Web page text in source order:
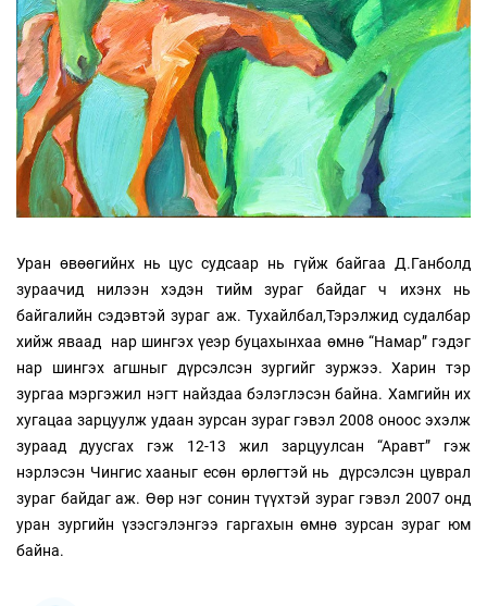
Уран өвөөгийнх нь цус судсаар нь гүйж байгаа Д.Ганболд
зураачид нилээн хэдэн тийм зураг байдаг ч ихэнх нь
байгалийн сэдэвтэй зураг аж. Тухайлбал,Тэрэлжид судалбар
хийж яваад нар шингэх үеэр буцахынхаа өмнө “Намар” гэдэг
нар шингэх агшныг дүрсэлсэн зургийг зуржээ. Харин тэр
зургаа мэргэжил нэгт найздаа бэлэглэсэн байна. Хамгийн их
хугацаа зарцуулж удаан зурсан зураг гэвэл 2008 оноос эхэлж
зураад дуусгах гэж 12-13 жил зарцуулсан “Аравт” гэж
нэрлэсэн Чингис хааныг есөн өрлөгтэй нь дүрсэлсэн цуврал
зураг байдаг аж. Өөр нэг сонин түүхтэй зураг гэвэл 2007 онд
уран зургийн үзэсгэлэнгээ гаргахын өмнө зурсан зураг юм
байна.